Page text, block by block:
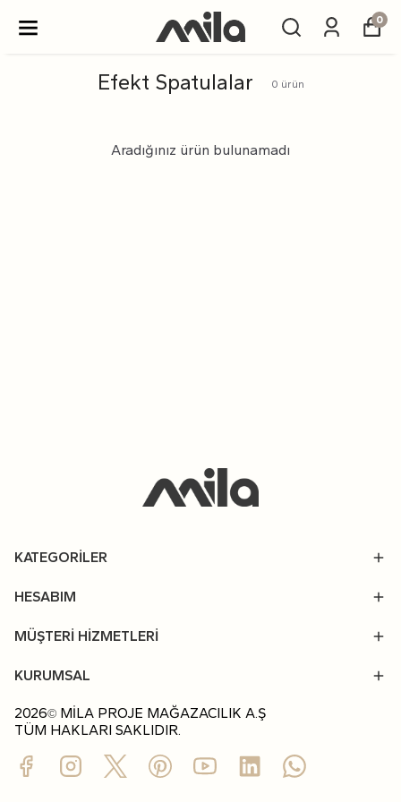
0
Efekt Spatulalar 0 ürün
Aradığınız ürün bulunamadı
KATEGORİLER
HESABIM
MÜŞTERİ HİZMETLERİ
KURUMSAL
2026© MİLA PROJE MAĞAZACILIK A.Ş
TÜM HAKLARI SAKLIDIR.